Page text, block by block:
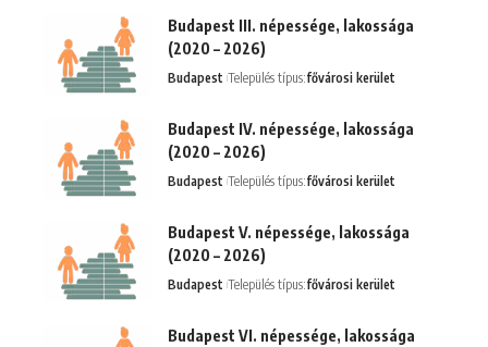
Budapest III. népessége, lakossága
(2020 – 2026)
Budapest Település típus:fővárosi kerület
Budapest IV. népessége, lakossága
(2020 – 2026)
Budapest Település típus:fővárosi kerület
Budapest V. népessége, lakossága
(2020 – 2026)
Budapest Település típus:fővárosi kerület
Budapest VI. népessége, lakossága